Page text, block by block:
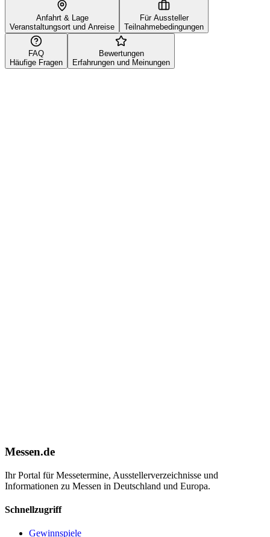
Anfahrt & Lage
Veranstaltungsort und Anreise
Für Aussteller
Teilnahmebedingungen
FAQ
Häufige Fragen
Bewertungen
Erfahrungen und Meinungen
Messen.de
Ihr Portal für Messetermine, Ausstellerverzeichnisse und
Informationen zu Messen in Deutschland und Europa.
Schnellzugriff
Gewinnspiele